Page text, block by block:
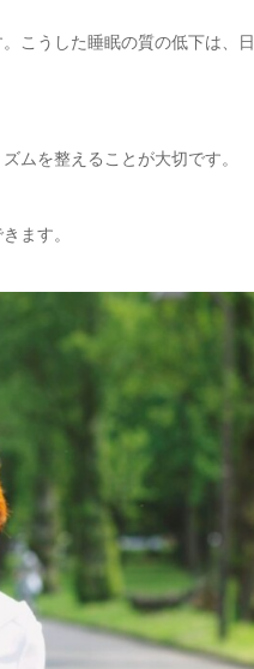
こうした睡眠の質の低下は、日
ムを整えることが大切です。
ます。